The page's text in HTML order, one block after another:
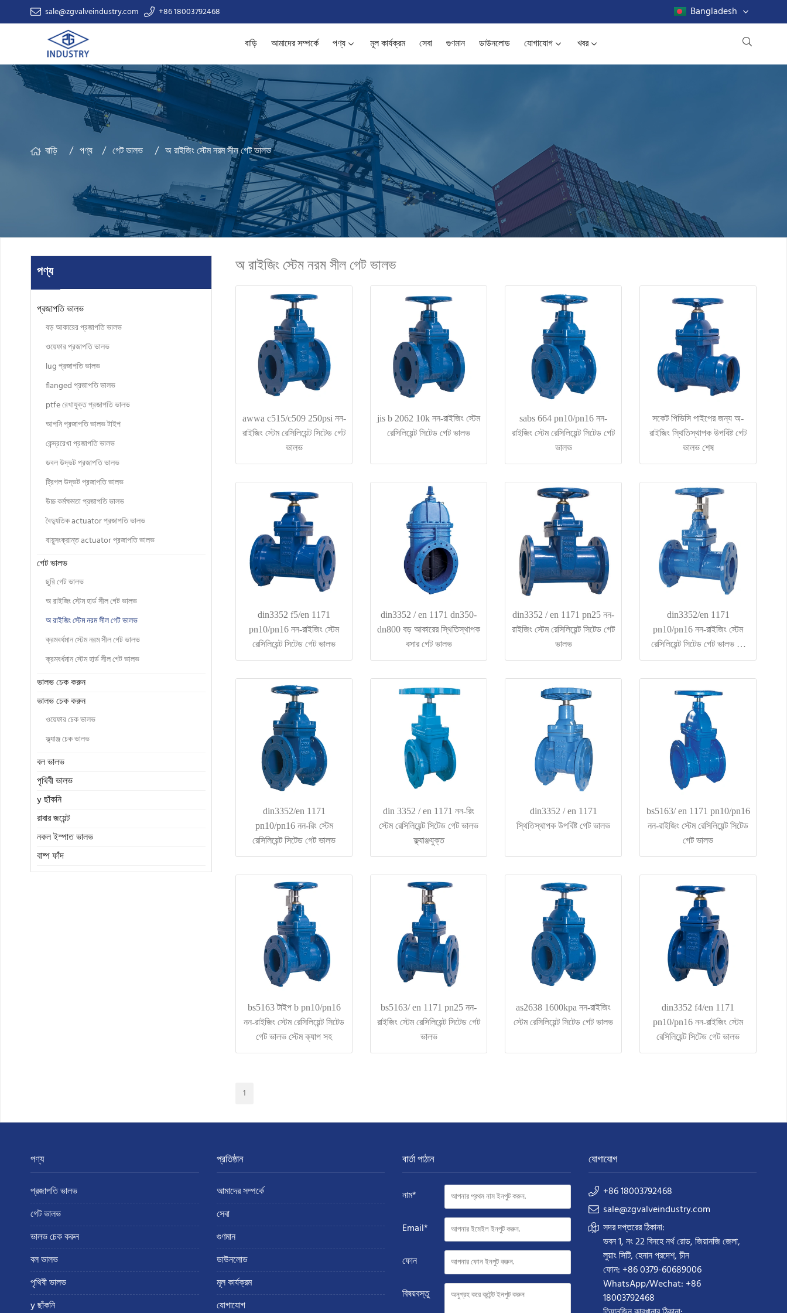
sale@zgvalveindustry.com +86 18003792468 Bangladesh
বাড়ি আমাদের সম্পর্কে পণ্য মূল কার্যক্রম সেবা গুণমান ডাউনলোড যোগাযোগ খবর
বাড়ি পণ্য গেট ভালভ অ রাইজিং স্টেম নরম সীল গেট ভালভ
পণ্য
প্রজাপতি ভালভ
বড় আকারের প্রজাপতি ভালভ
ওয়েফার প্রজাপতি ভালভ
lug প্রজাপতি ভালভ
flanged প্রজাপতি ভালভ
ptfe রেখাযুক্ত প্রজাপতি ভালভ
আপনি প্রজাপতি ভালভ টাইপ
কেন্দ্ররেখা প্রজাপতি ভালভ
ডবল উদ্ভট প্রজাপতি ভালভ
ট্রিপল উদ্ভট প্রজাপতি ভালভ
উচ্চ কর্মক্ষমতা প্রজাপতি ভালভ
বৈদ্যুতিক actuator প্রজাপতি ভালভ
বায়ুসংক্রান্ত actuator প্রজাপতি ভালভ
গেট ভালভ
ছুরি গেট ভালভ
অ রাইজিং স্টেম হার্ড সীল গেট ভালভ
অ রাইজিং স্টেম নরম সীল গেট ভালভ
ক্রমবর্ধমান স্টেম নরম সীল গেট ভালভ
ক্রমবর্ধমান স্টেম হার্ড সীল গেট ভালভ
ভালভ চেক করুন
ভালভ চেক করুন
ওয়েফার চেক ভালভ
ফ্ল্যাঞ্জ চেক ভালভ
বল ভালভ
পৃথিবী ভালভ
y ছাঁকনি
রাবার জয়েন্ট
নকল ইস্পাত ভালভ
বাষ্প ফাঁদ
অ রাইজিং স্টেম নরম সীল গেট ভালভ
awwa c515/c509 250psi নন-
রাইজিং স্টেম রেসিলিয়েন্ট সিটেড গেট
ভালভ
jis b 2062 10k নন-রাইজিং স্টেম
রেসিলিয়েন্ট সিটেড গেট ভালভ
sabs 664 pn10/pn16 নন-
রাইজিং স্টেম রেসিলিয়েন্ট সিটেড গেট
ভালভ
সকেট পিভিসি পাইপের জন্য অ-
রাইজিং স্থিতিস্থাপক উপবিষ্ট গেট
ভালভ শেষ
din3352 f5/en 1171
pn10/pn16 নন-রাইজিং স্টেম
রেসিলিয়েন্ট সিটেড গেট ভালভ
din3352 / en 1171 dn350-
dn800 বড় আকারের স্থিতিস্থাপক
বসার গেট ভালভ
din3352 / en 1171 pn25 নন-
রাইজিং স্টেম রেসিলিয়েন্ট সিটেড গেট
ভালভ
din3352/en 1171
pn10/pn16 নন-রাইজিং স্টেম
রেসিলিয়েন্ট সিটেড গেট ভালভ সহ
অবস্থান নির্দেশক
din3352/en 1171
pn10/pn16 নন-রিং স্টেম
রেসিলিয়েন্ট সিটেড গেট ভালভ
din 3352 / en 1171 নন-রিং
স্টেম রেসিলিয়েন্ট সিটেড গেট ভালভ
ফ্ল্যাঞ্জযুক্ত
din3352 / en 1171
স্থিতিস্থাপক উপবিষ্ট গেট ভালভ
bs5163/ en 1171 pn10/pn16
নন-রাইজিং স্টেম রেসিলিয়েন্ট সিটেড
গেট ভালভ
bs5163 টাইপ b pn10/pn16
নন-রাইজিং স্টেম রেসিলিয়েন্ট সিটেড
গেট ভালভ স্টেম ক্যাপ সহ
bs5163/ en 1171 pn25 নন-
রাইজিং স্টেম রেসিলিয়েন্ট সিটেড গেট
ভালভ
as2638 1600kpa নন-রাইজিং
স্টেম রেসিলিয়েন্ট সিটেড গেট ভালভ
din3352 f4/en 1171
pn10/pn16 নন-রাইজিং স্টেম
রেসিলিয়েন্ট সিটেড গেট ভালভ
1
পণ্য
প্রজাপতি ভালভ
গেট ভালভ
ভালভ চেক করুন
বল ভালভ
পৃথিবী ভালভ
y ছাঁকনি
প্রতিষ্ঠান
আমাদের সম্পর্কে
সেবা
গুণমান
ডাউনলোড
মূল কার্যক্রম
যোগাযোগ
বার্তা পাঠান
নাম*
Email*
ফোন
বিষয়বস্তু
যোগাযোগ
+86 18003792468
sale@zgvalveindustry.com
সদর দপ্তরের ঠিকানা:
ভবন 1, নং 22 বিনহে নর্থ রোড, জিয়ানজি জেলা,
লুয়াং সিটি, হেনান প্রদেশ, চীন
ফোন: +86 0379-60689006
WhatsApp/Wechat: +86
18003792468